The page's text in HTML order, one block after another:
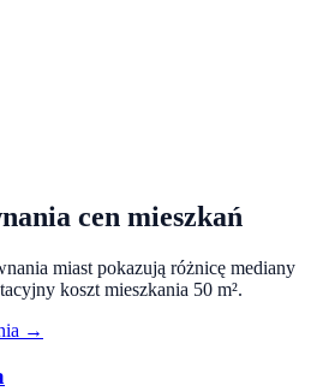
cen mieszkań
miast pokazują różnicę mediany
koszt mieszkania 50 m².
→